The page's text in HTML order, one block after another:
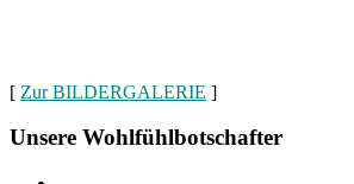
[ Zur BILDERGALERIE ]
Unsere Wohlfühlbotschafter